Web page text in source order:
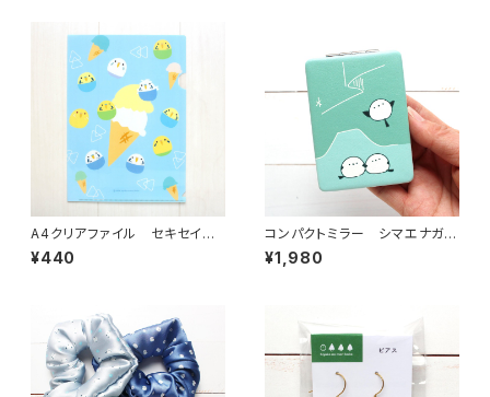
A4クリアファイル セキセイイ
ンコ アイス
¥440
コンパクトミラー シマエナガオ
ーロラ
¥1,980